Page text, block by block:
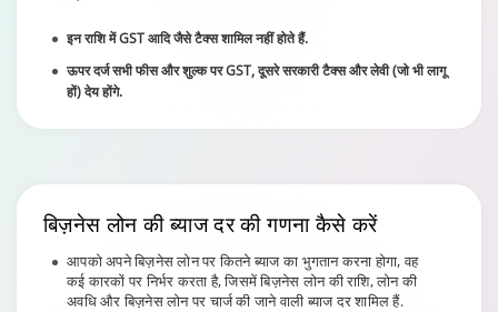
इन राशि में GST आदि जैसे टैक्स शामिल नहीं होते हैं.
ऊपर दर्ज सभी फीस और शुल्क पर GST, दूसरे सरकारी टैक्स और लेवी (जो भी लागू
हों) देय होंगे.
बिज़नेसलोन की ब्याज दरकी गणना कैसे करें
आपको अपने बिज़नेस लोन पर कितने ब्याज का भुगतान करना होगा, वह
कई कारकों पर निर्भर करता है, जिसमें बिज़नेस लोन की राशि, लोन की
अवधि और बिज़नेस लोन पर चार्ज की जाने वाली ब्याज दर शामिल हैं.